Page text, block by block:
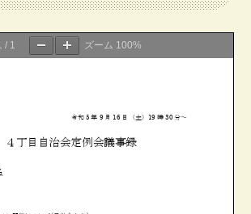
/ 1 ズーム 100%